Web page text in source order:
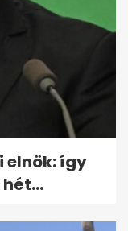
elnök: így